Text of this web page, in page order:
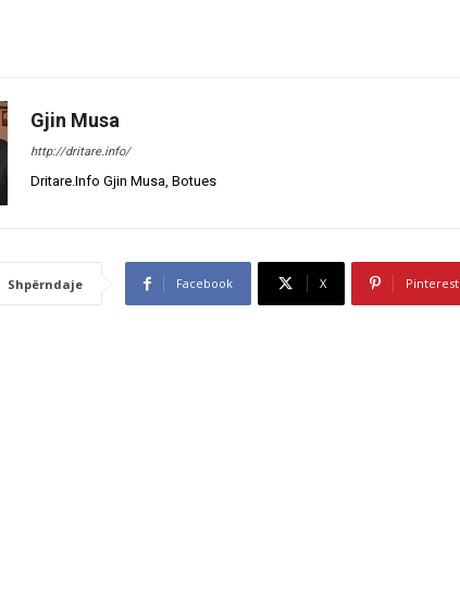
Gjin Musa
http://dritare.info/
Dritare.Info Gjin Musa, Botues
Shpërndaje Facebook X Pinterest